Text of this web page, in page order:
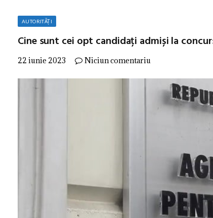
AUTORITĂȚI
Cine sunt cei opt candidați admiși la
22 iunie 2023 Niciun comentariu